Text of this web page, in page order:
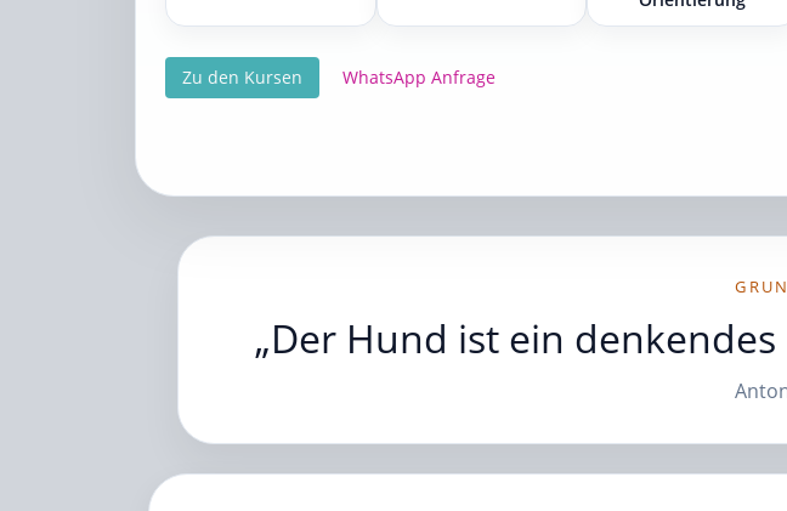
Zu den Kursen WhatsApp Anfrage
„Der Hund ist ein